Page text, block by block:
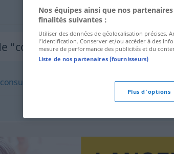
"consultive"
consultatory
Nos équipes ainsi que nos
finalités suivantes :
Utiliser des données de géolocalisation précises.
l’identification. Conserver et/ou accéder à des
mesure de performance des publicités et du
Liste de nos partenaires (fournisseurs)
Plus d'options